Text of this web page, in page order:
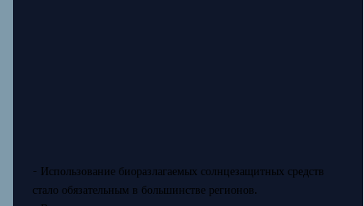
- Использование биоразлагаемых солнцезащитных средств
стало обязательным в большинстве регионов.